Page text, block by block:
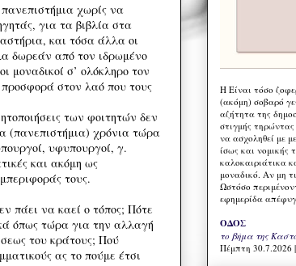
χωρίς να
για τα βιβλία στα
και τόσα άλλα οι
δωρεάν από τον ιδρωμένο
μοναδικοί σ’ ολόκληρο τον
στον λαό που τους
των φοιτητών δεν
(πανεπιστήμια) χρόνια τώρα
υφυπουργοί, γ.
και ακόμη ως
τους.
πάει να καεί ο τόπος; Πότε
όπως τώρα για την αλλαγή
του κράτους; Πού
ας το πούμε έτσι
Η Eίναι τόσο
(ακόμη) σοβαρό
αζήτητα της
στιγμής
να ασχοληθεί με
ίσως και νομικής
καλοκαιριάτικα
μοναδικό. Αν μη
Ωστόσο
εφημερίδα
ΟΔΟΣ
το βήμα της
Πέμπτη 30.7.2026